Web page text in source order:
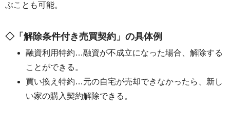
ぶことも可能。
◇「解除条件付き売買契約」の具体例
融資利用特約…融資が不成立になった場合、解除する
ことができる。
買い換え特約…元の自宅が売却できなかったら、新し
い家の購入契約解除できる。